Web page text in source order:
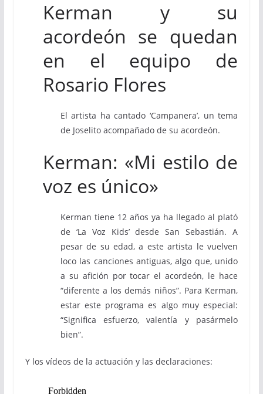
Kerman y su
acordeón se quedan
en el equipo de
Rosario Flores
El artista ha cantado ‘Campanera’, un tema
de Joselito acompañado de su acordeón.
Kerman: «Mi estilo de
voz es único»
Kerman tiene 12 años ya ha llegado al plató
de ‘La Voz Kids’ desde San Sebastián. A
pesar de su edad, a este artista le vuelven
loco las canciones antiguas, algo que, unido
a su afición por tocar el acordeón, le hace
“diferente a los demás niños”. Para Kerman,
estar este programa es algo muy especial:
“Significa esfuerzo, valentía y pasármelo
bien”.
Y los vídeos de la actuación y las declaraciones: